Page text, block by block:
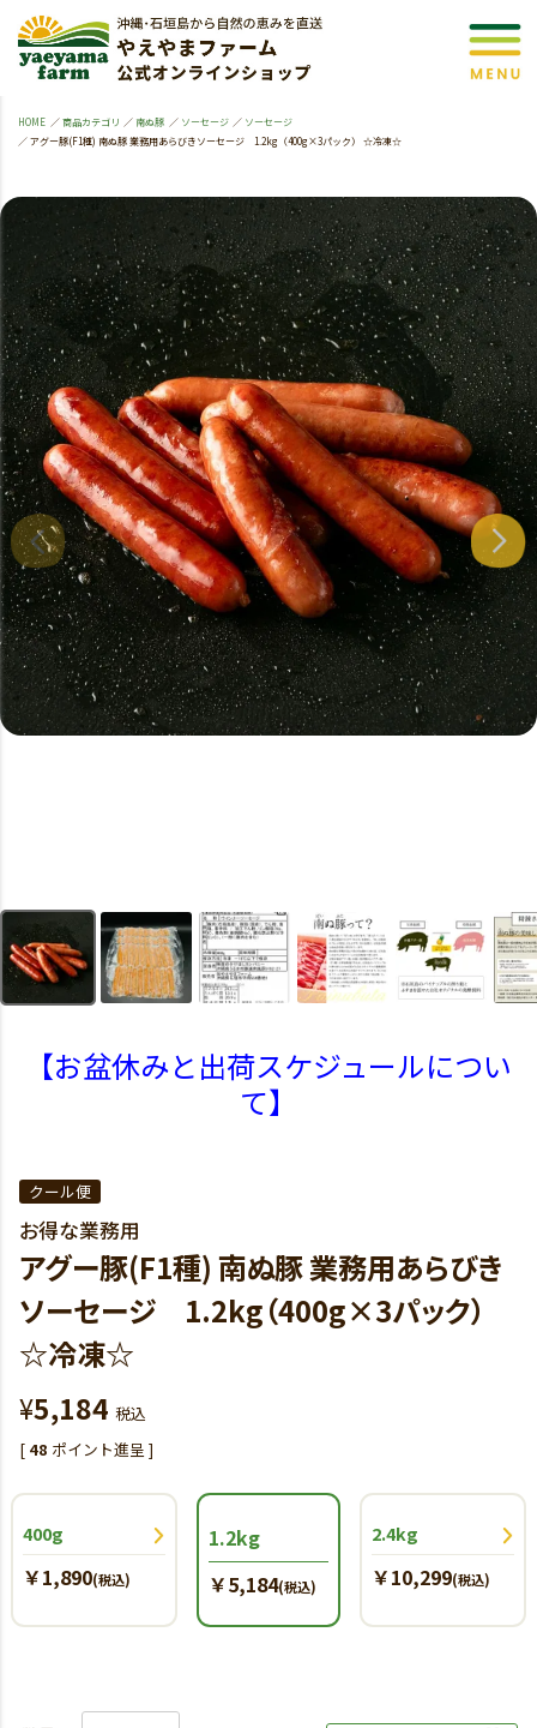
HOME 商品カテゴリ 南ぬ豚 ソーセージ
ソーセージ
アグー豚(F1種) 南ぬ豚 業務用あらびきソーセージ 1.2kg（400g×3パック） ☆冷凍☆
【お盆休みと出荷スケジュールについ
て】
クール便
お得な業務用
アグー豚(F1種) 南ぬ豚 業務用あらびき
ソーセージ 1.2kg（400g×3パック）
☆冷凍☆
¥5,184 税込
[ 48 ポイント進呈 ]
400g
￥1,890(税込)
1.2kg
￥5,184(税込)
2.4kg
￥10,299(税込)